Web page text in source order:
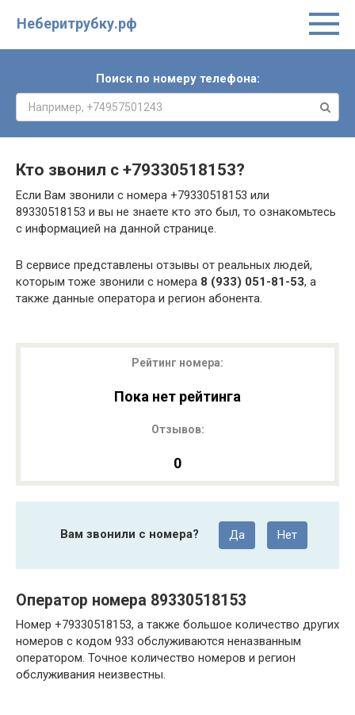
Неберитрубку.рф
Поиск по номеру телефона:
Кто звонил с +79330518153?
Если Вам звонили с номера +79330518153 или
89330518153 и вы не знаете кто это был, то ознакомьтесь
с информацией на данной странице.
В сервисе представлены отзывы от реальных людей,
которым тоже звонили с номера 8 (933) 051-81-53, а
также данные оператора и регион абонента.
Рейтинг номера:
Пока нет рейтинга
Отзывов:
0
Вам звонили с номера? Да Нет
Оператор номера 89330518153
Номер +79330518153, а также большое количество других
номеров с кодом 933 обслуживаются неназванным
оператором. Точное количество номеров и регион
обслуживания неизвестны.